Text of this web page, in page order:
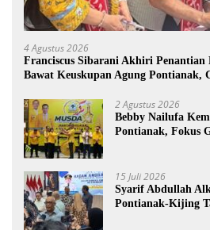
4 Agustus 2026
Franciscus Sibarani Akhiri Penantian
Bawat Keuskupan Agung Pontianak,
2 Agustus 2026
Bebby Nailufa
Pontianak, Fokus
15 Juli 2026
Syarif Abdullah
Pontianak-Kijing